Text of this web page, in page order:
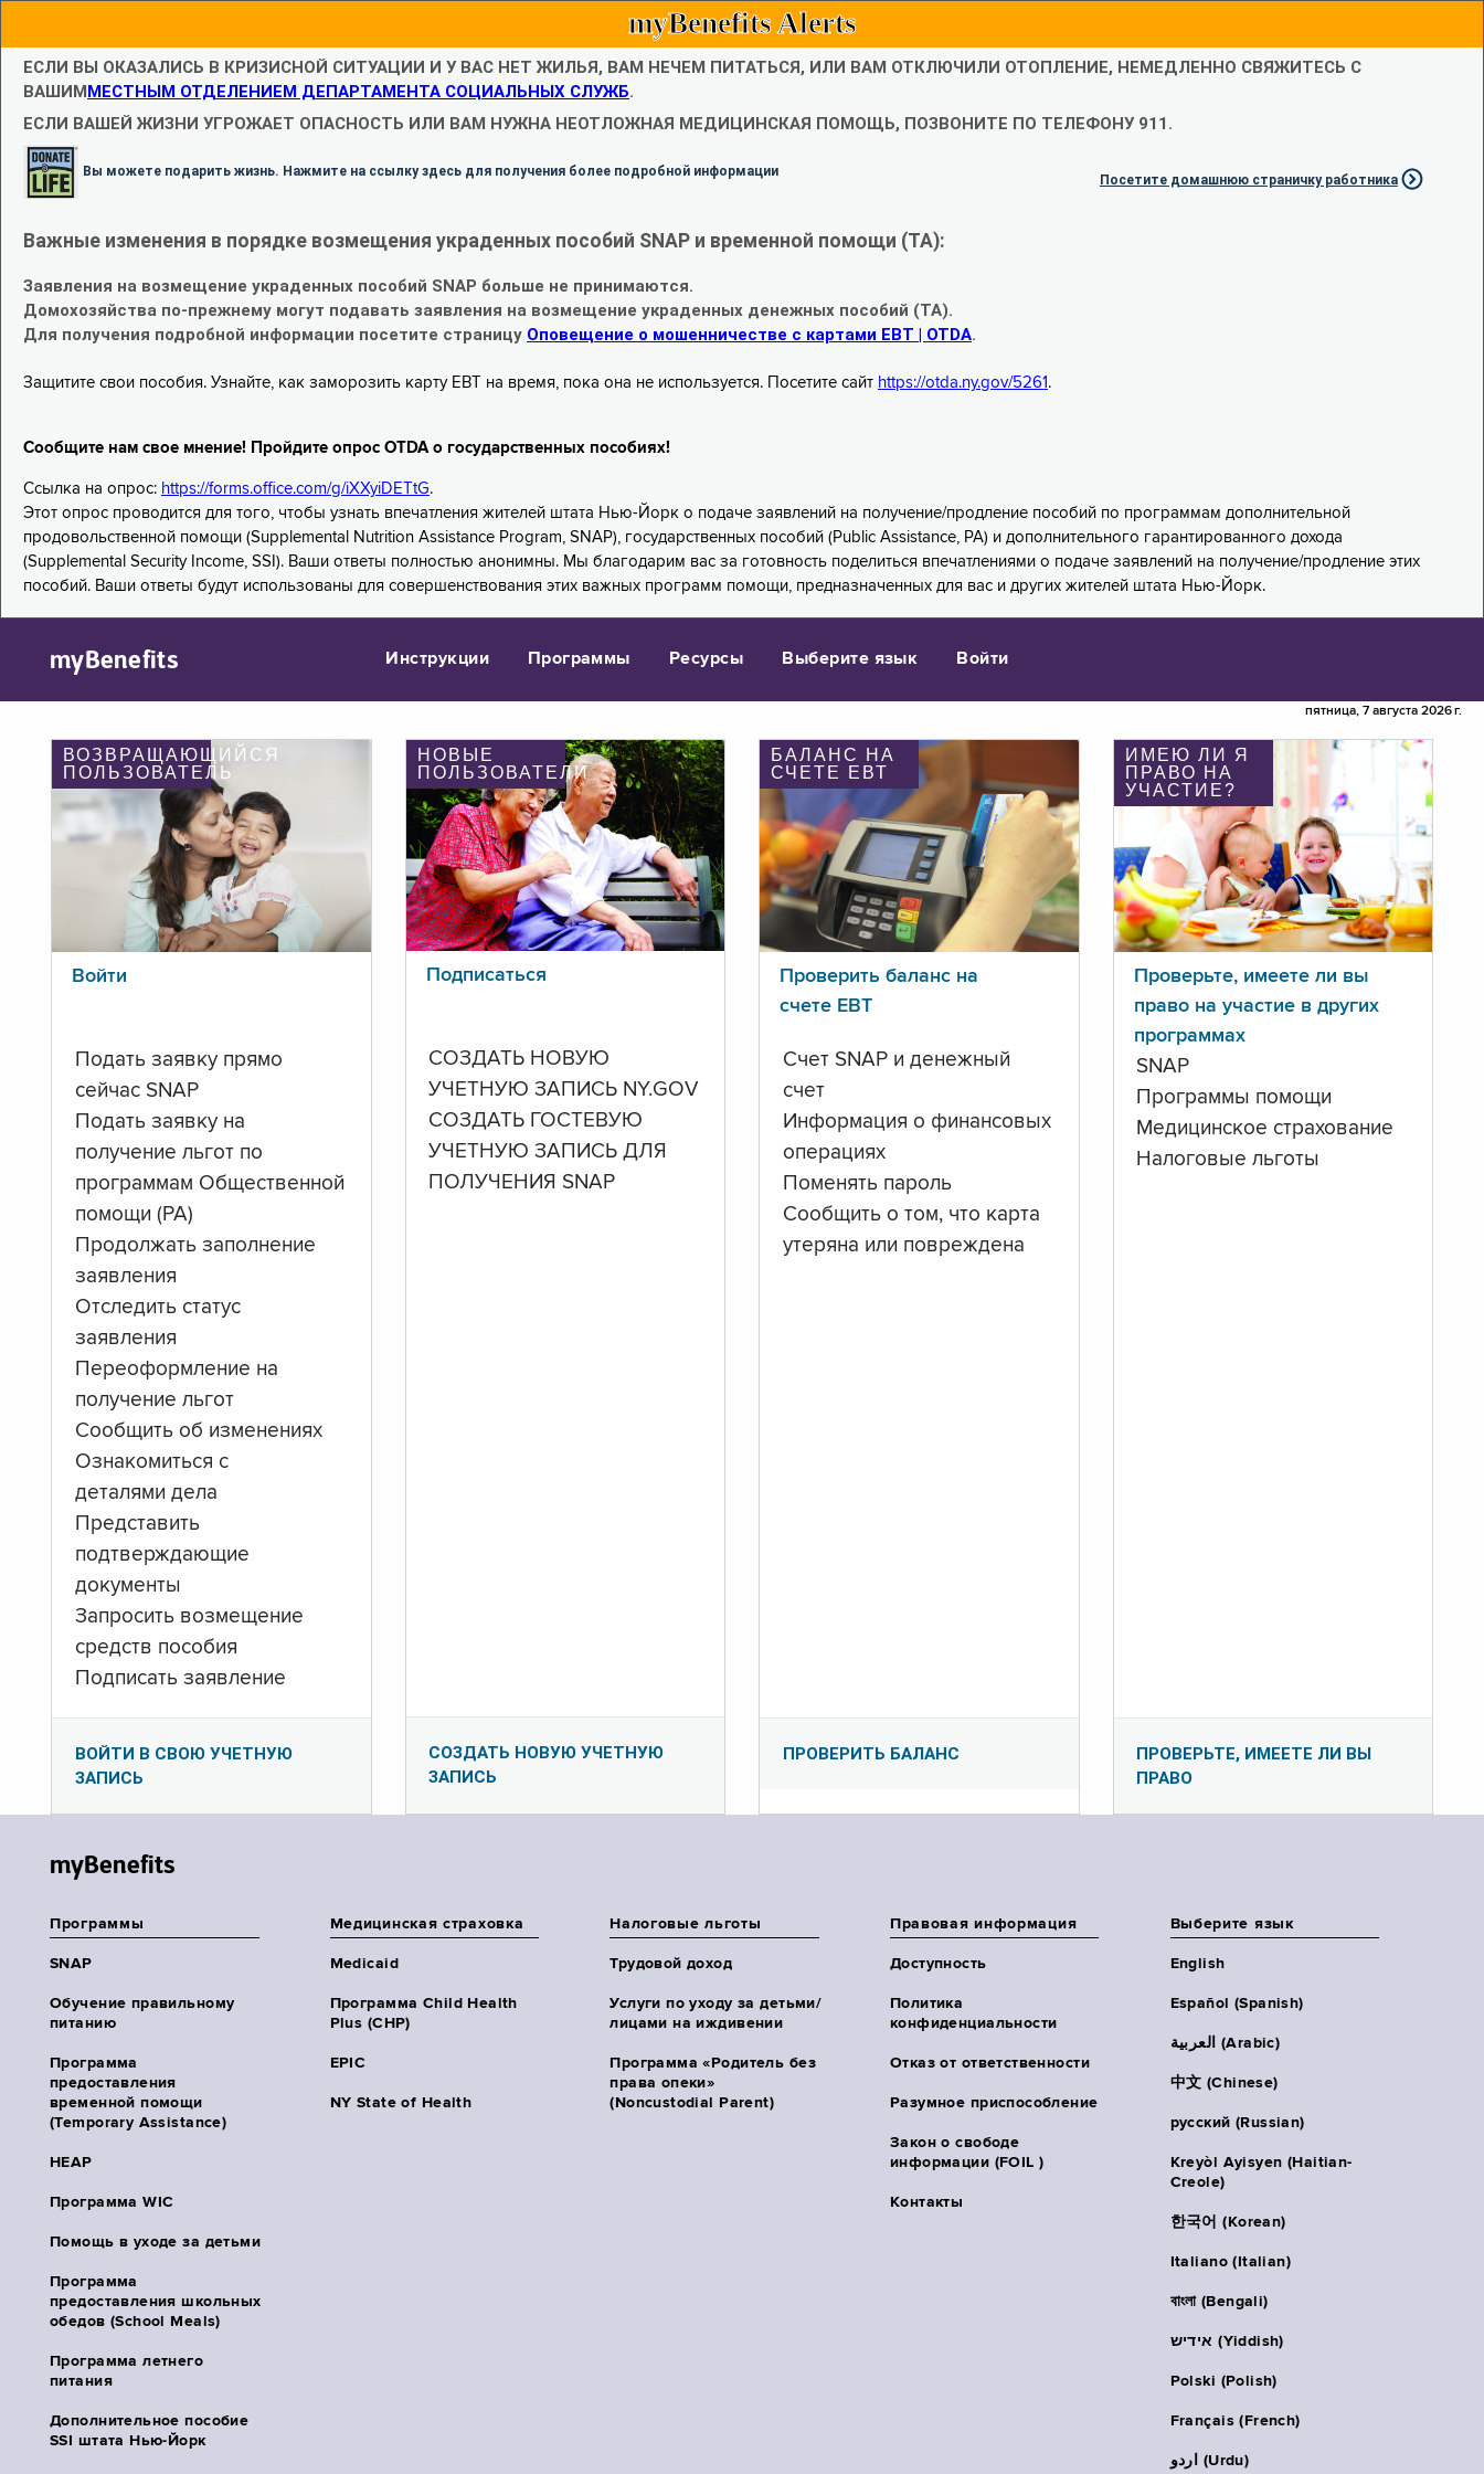
myBenefits Alerts
ЕСЛИ ВЫ ОКАЗАЛИСЬ В КРИЗИСНОЙ СИТУАЦИИ И У ВАС НЕТ ЖИЛЬЯ, ВАМ НЕЧЕМ ПИТАТЬСЯ, ИЛИ ВАМ ОТКЛЮЧИЛИ ОТОПЛЕНИЕ, НЕМЕДЛЕННО СВЯЖИТЕСЬ С
ВАШИММЕСТНЫМ ОТДЕЛЕНИЕМ ДЕПАРТАМЕНТА СОЦИАЛЬНЫХ СЛУЖБ.
ЕСЛИ ВАШЕЙ ЖИЗНИ УГРОЖАЕТ ОПАСНОСТЬ ИЛИ ВАМ НУЖНА НЕОТЛОЖНАЯ МЕДИЦИНСКАЯ ПОМОЩЬ, ПОЗВОНИТЕ ПО ТЕЛЕФОНУ 911.
Вы можете подарить жизнь. Нажмите на ссылку здесь для получения более подробной информации
Посетите домашнюю страничку работника
Важные изменения в порядке возмещения украденных пособий SNAP и временной помощи (TA):
Заявления на возмещение украденных пособий SNAP больше не принимаются.
Домохозяйства по-прежнему могут подавать заявления на возмещение украденных денежных пособий (TA).
Для получения подробной информации посетите страницу Оповещение о мошенничестве с картами EBT | OTDA.
Защитите свои пособия. Узнайте, как заморозить карту EBT на время, пока она не используется. Посетите сайт https://otda.ny.gov/5261 .
Сообщите нам свое мнение! Пройдите опрос OTDA о государственных пособиях!
Ссылка на опрос: https://forms.office.com/g/iXXyiDETtG.
Этот опрос проводится для того, чтобы узнать впечатления жителей штата Нью-Йорк о подаче заявлений на получение/продление пособий по программам дополнительной
продовольственной помощи (Supplemental Nutrition Assistance Program, SNAP), государственных пособий (Public Assistance, PA) и дополнительного гарантированного дохода
(Supplemental Security Income, SSI). Ваши ответы полностью анонимны. Мы благодарим вас за готовность поделиться впечатлениями о подаче заявлений на получение/продление этих
пособий. Ваши ответы будут использованы для совершенствования этих важных программ помощи, предназначенных для вас и других жителей штата Нью-Йорк.
myBenefits Инструкции Программы Ресурсы Выберите язык Войти
пятница, 7 августа 2026 г.
ВОЗВРАЩАЮЩИЙСЯ
ПОЛЬЗОВАТЕЛЬ
Войти
Подать заявку прямо
сейчас SNAP
Подать заявку на
получение льгот по
программам Общественной
помощи (PA)
Продолжать заполнение
заявления
Отследить статус
заявления
Переоформление на
получение льгот
Сообщить об изменениях
Ознакомиться с
деталями дела
Представить
подтверждающие
документы
Запросить возмещение
средств пособия
Подписать заявление
ВОЙТИ В СВОЮ УЧЕТНУЮ
ЗАПИСЬ
НОВЫЕ
ПОЛЬЗОВАТЕЛИ
Подписаться
СОЗДАТЬ НОВУЮ
УЧЕТНУЮ ЗАПИСЬ NY.GOV
СОЗДАТЬ ГОСТЕВУЮ
УЧЕТНУЮ ЗАПИСЬ ДЛЯ
ПОЛУЧЕНИЯ SNAP
СОЗДАТЬ НОВУЮ УЧЕТНУЮ
ЗАПИСЬ
БАЛАНС НА
СЧЕТЕ ЕВТ
Проверить баланс на
счете ЕВТ
Счет SNAP и денежный
счет
Информация о финансовых
операциях
Поменять пароль
Сообщить о том, что карта
утеряна или повреждена
ПРОВЕРИТЬ БАЛАНС
ИМЕЮ ЛИ Я
ПРАВО НА
УЧАСТИЕ?
Проверьте, имеете ли вы
право на участие в других
программах
SNAP
Программы помощи
Медицинское страхование
Налоговые льготы
ПРОВЕРЬТЕ, ИМЕЕТЕ ЛИ ВЫ
ПРАВО
myBenefits
Программы
SNAP
Обучение правильному
питанию
Программа
предоставления
временной помощи
(Temporary Assistance)
HEAP
Программа WIC
Помощь в уходе за детьми
Программа
предоставления школьных
обедов (School Meals)
Программа летнего
питания
Дополнительное пособие
SSI штата Нью-Йорк
Медицинская страховка
Medicaid
Программа Child Health
Plus (CHP)
EPIC
NY State of Health
Налоговые льготы
Трудовой доход
Услуги по уходу за детьми/
лицами на иждивении
Программа «Родитель без
права опеки»
(Noncustodial Parent)
Правовая информация
Доступность
Политика
конфиденциальности
Отказ от ответственности
Разумное приспособление
Закон о свободе
информации (FOIL )
Контакты
Выберите язык
English
Español (Spanish)
العربية (Arabic)
中文 (Chinese)
русский (Russian)
Kreyòl Ayisyen (Haitian-
Creole)
한국어 (Korean)
Italiano (Italian)
বাংলা (Bengali)
אידיש (Yiddish)
Polski (Polish)
Français (French)
اردو (Urdu)